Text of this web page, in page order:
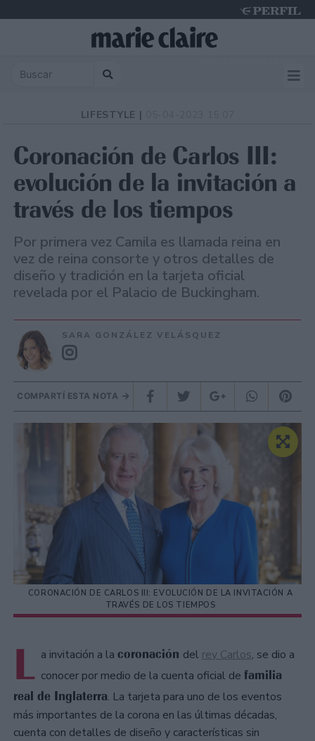
LIFESTYLE |
Coronación de Carlos III:
evolución de la invitación a
través de los tiempos
Por primera vez Camila es llamada reina en
vez de reina consorte y otros detalles de
diseño y tradición en la tarjeta oficial
revelada por el Palacio de Buckingham.
SARA GONZÁLEZ VELÁSQUEZ
COMPARTÍ ESTA NOTA
CORONACIÓN DE CARLOS III: EVOLUCIÓN DE LA INVITACIÓN A
TRAVÉS DE LOS TIEMPOS
L a invitación a la coronación del rey Carlos, se dio a
conocer por medio de la cuenta oficial de familia
real de Inglaterra. La tarjeta para uno de los eventos
más importantes de la corona en las últimas décadas,
cuenta con detalles de diseño y características sin